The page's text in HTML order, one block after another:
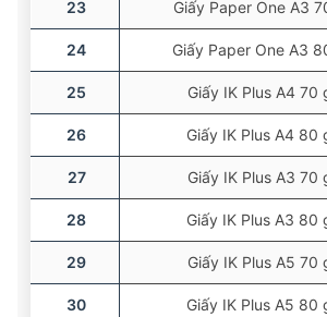
23 Giấy Paper One A3
24 Giấy Paper One A3
25 Giấy IK Plus A4 70
26 Giấy IK Plus A4 80
27 Giấy IK Plus A3 70
28 Giấy IK Plus A3 80
29 Giấy IK Plus A5 70
30 Giấy IK Plus A5 80